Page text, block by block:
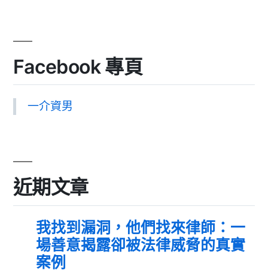
Facebook 專頁
一介資男
近期文章
我找到漏洞，他們找來律師：一
場善意揭露卻被法律威脅的真實
案例